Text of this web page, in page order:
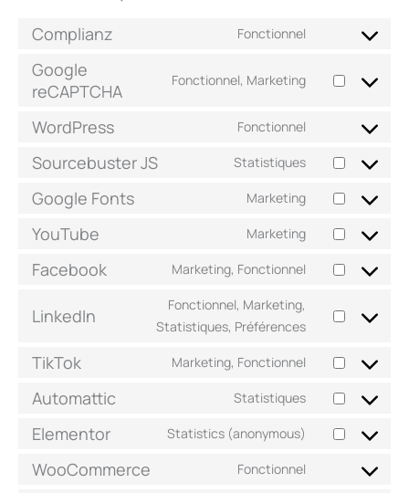
Complianz Fonctionnel
Google
reCAPTCHA
Fonctionnel, Marketing
WordPress Fonctionnel
Sourcebuster JS Statistiques
Google Fonts Marketing
YouTube Marketing
Facebook Marketing, Fonctionnel
LinkedIn
Fonctionnel, Marketing,
Statistiques, Préférences
TikTok Marketing, Fonctionnel
Automattic Statistiques
Elementor Statistics (anonymous)
WooCommerce Fonctionnel